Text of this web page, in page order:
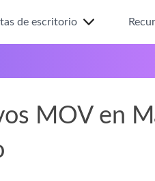
de escritorio
MOV en